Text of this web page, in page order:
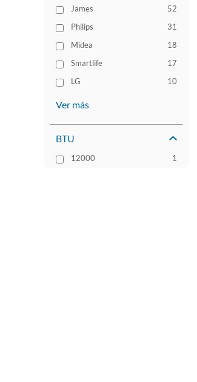
James
52
Philips
31
Midea
18
Smartlife
17
LG
10
Ver más
BTU
12000 1